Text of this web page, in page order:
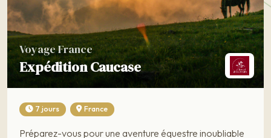
Voyage France
Expédition Caucase
7 jours France
Préparez-vous pour une aventure équestre inoubliable